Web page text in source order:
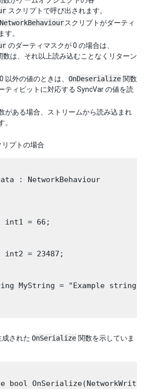
スクリプトで呼び出されます。
NetworkBehaviourスクリプトがダーティ
す。
のダーティマスクが 0 の場合は、
数は、それ以上読み込むことなくリターン
以外の値のときは、 OnDeserialize 関数
ティビットに対応する SyncVar の値を読
がある場合、ストリームから読み込まれ
。
リプトの場合
: NetworkBehaviour
int1 = 66;
int2 = 23487;
MyString = "Example string";
成された OnSerialize 関数を示していま
bool